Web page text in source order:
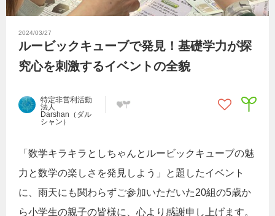
2024/03/27
ルービックキューブで発見！基礎学力が探
究心を刺激するイベントの全貌
特定非営利活動
法人
Darshan（ダル
シャン）
「数学キラキラとしちゃんとルービックキューブの魅
力と数学の楽しさを発見しよう」と題したイベント
に、雨天にも関わらずご参加いただいた20組の5歳か
ら小学生の親子の皆様に、心より感謝申し上げます。